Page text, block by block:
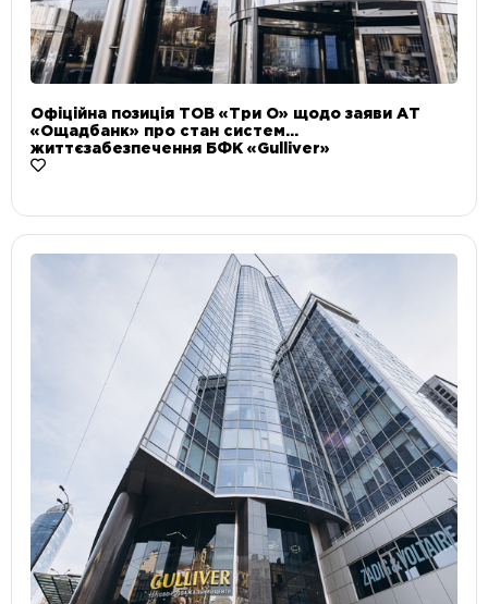
Офіційна позиція ТОВ «Три О» щодо заяви АТ
«Ощадбанк» про стан систем
життєзабезпечення БФК «Gulliver»